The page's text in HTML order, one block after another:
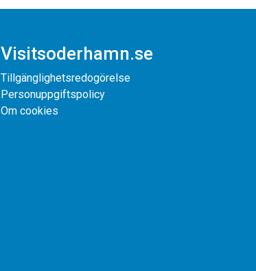
Visitsoderhamn.se
Tillgänglighetsredogörelse
Personuppgiftspolicy
Om cookies